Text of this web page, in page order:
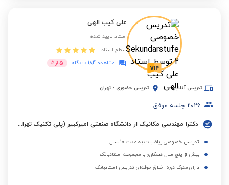
علی کیب الهی
استاد تایید شده
سطح استاد:
مشاهده 184 دیدگاه
5 از 5
تدریس آنلاین تدریس حضوری - تهران
2026 جلسه موفق
دکترا مهندسی مکانیک از دانشگاه صنعتی امیرکبیر (پلی تکنیک تهران)
تدریس خصوصی ریاضیات به مدت 10 سال
بیش از پنج سال همکاری با مجموعه استادبانک
دارای مدرک دوره اخلاق حرفه‌ای تدریس استادبانک